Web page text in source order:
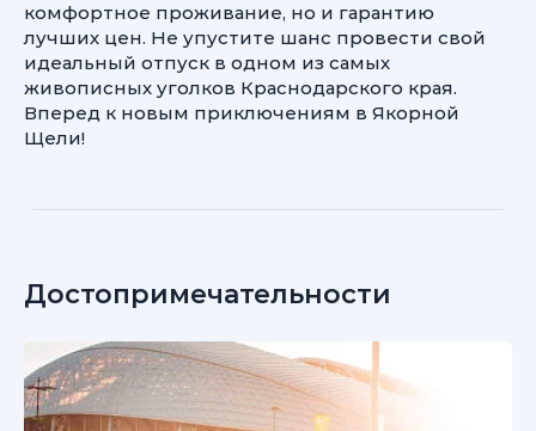
комфортное проживание, но и гарантию
лучших цен. Не упустите шанс провести свой
идеальный отпуск в одном из самых
живописных уголков Краснодарского края.
Вперед к новым приключениям в Якорной
Щели!
Достопримечательности